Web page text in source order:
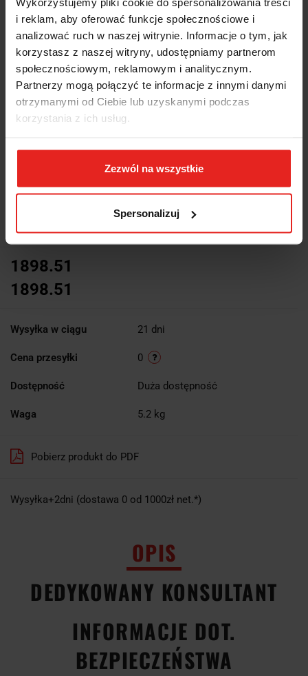
i reklam, aby oferować funkcje społecznościowe i
analizować ruch w naszej witrynie. Informacje o tym, jak
korzystasz z naszej witryny, udostępniamy partnerom
społecznościowym, reklamowym i analitycznym.
Partnerzy mogą połączyć te informacje z innymi danymi
otrzymanymi od Ciebie lub uzyskanymi podczas
korzystania z ich usług.
Zezwól na wszystkie
Spersonalizuj
HYG010003
1898.51
1898.51
Wysyłka w ciągu 21 dni
Cena przesyłki 0
Dostępność Duża dostępność
Waga 5.2 kg
Pobierz produkt do PDF
Wysyłka+2dni (dostawa 0 od 1000zł net.*)
OPIS
DEDYKOWANY KONSULTANT
INFORMACJE DOT.
BEZPIECZEŃSTWA